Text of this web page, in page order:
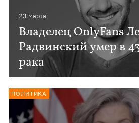
23 марта
Владелец OnlyFans
Радвинский умер в
рака
ПОЛИТИКА